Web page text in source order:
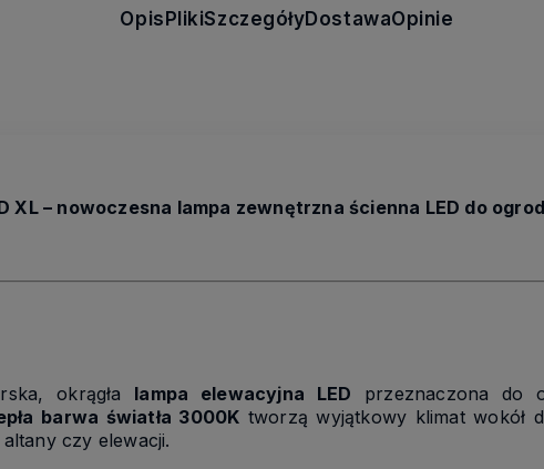
Opis PlikiSzczegółyDostawaOpinie
XL – nowoczesna lampa zewnętrzna ścienna LED do
okrągła lampa elewacyjna LED przeznaczona do
barwa światła 3000K tworzą wyjątkowy klimat wokół
czy elewacji.